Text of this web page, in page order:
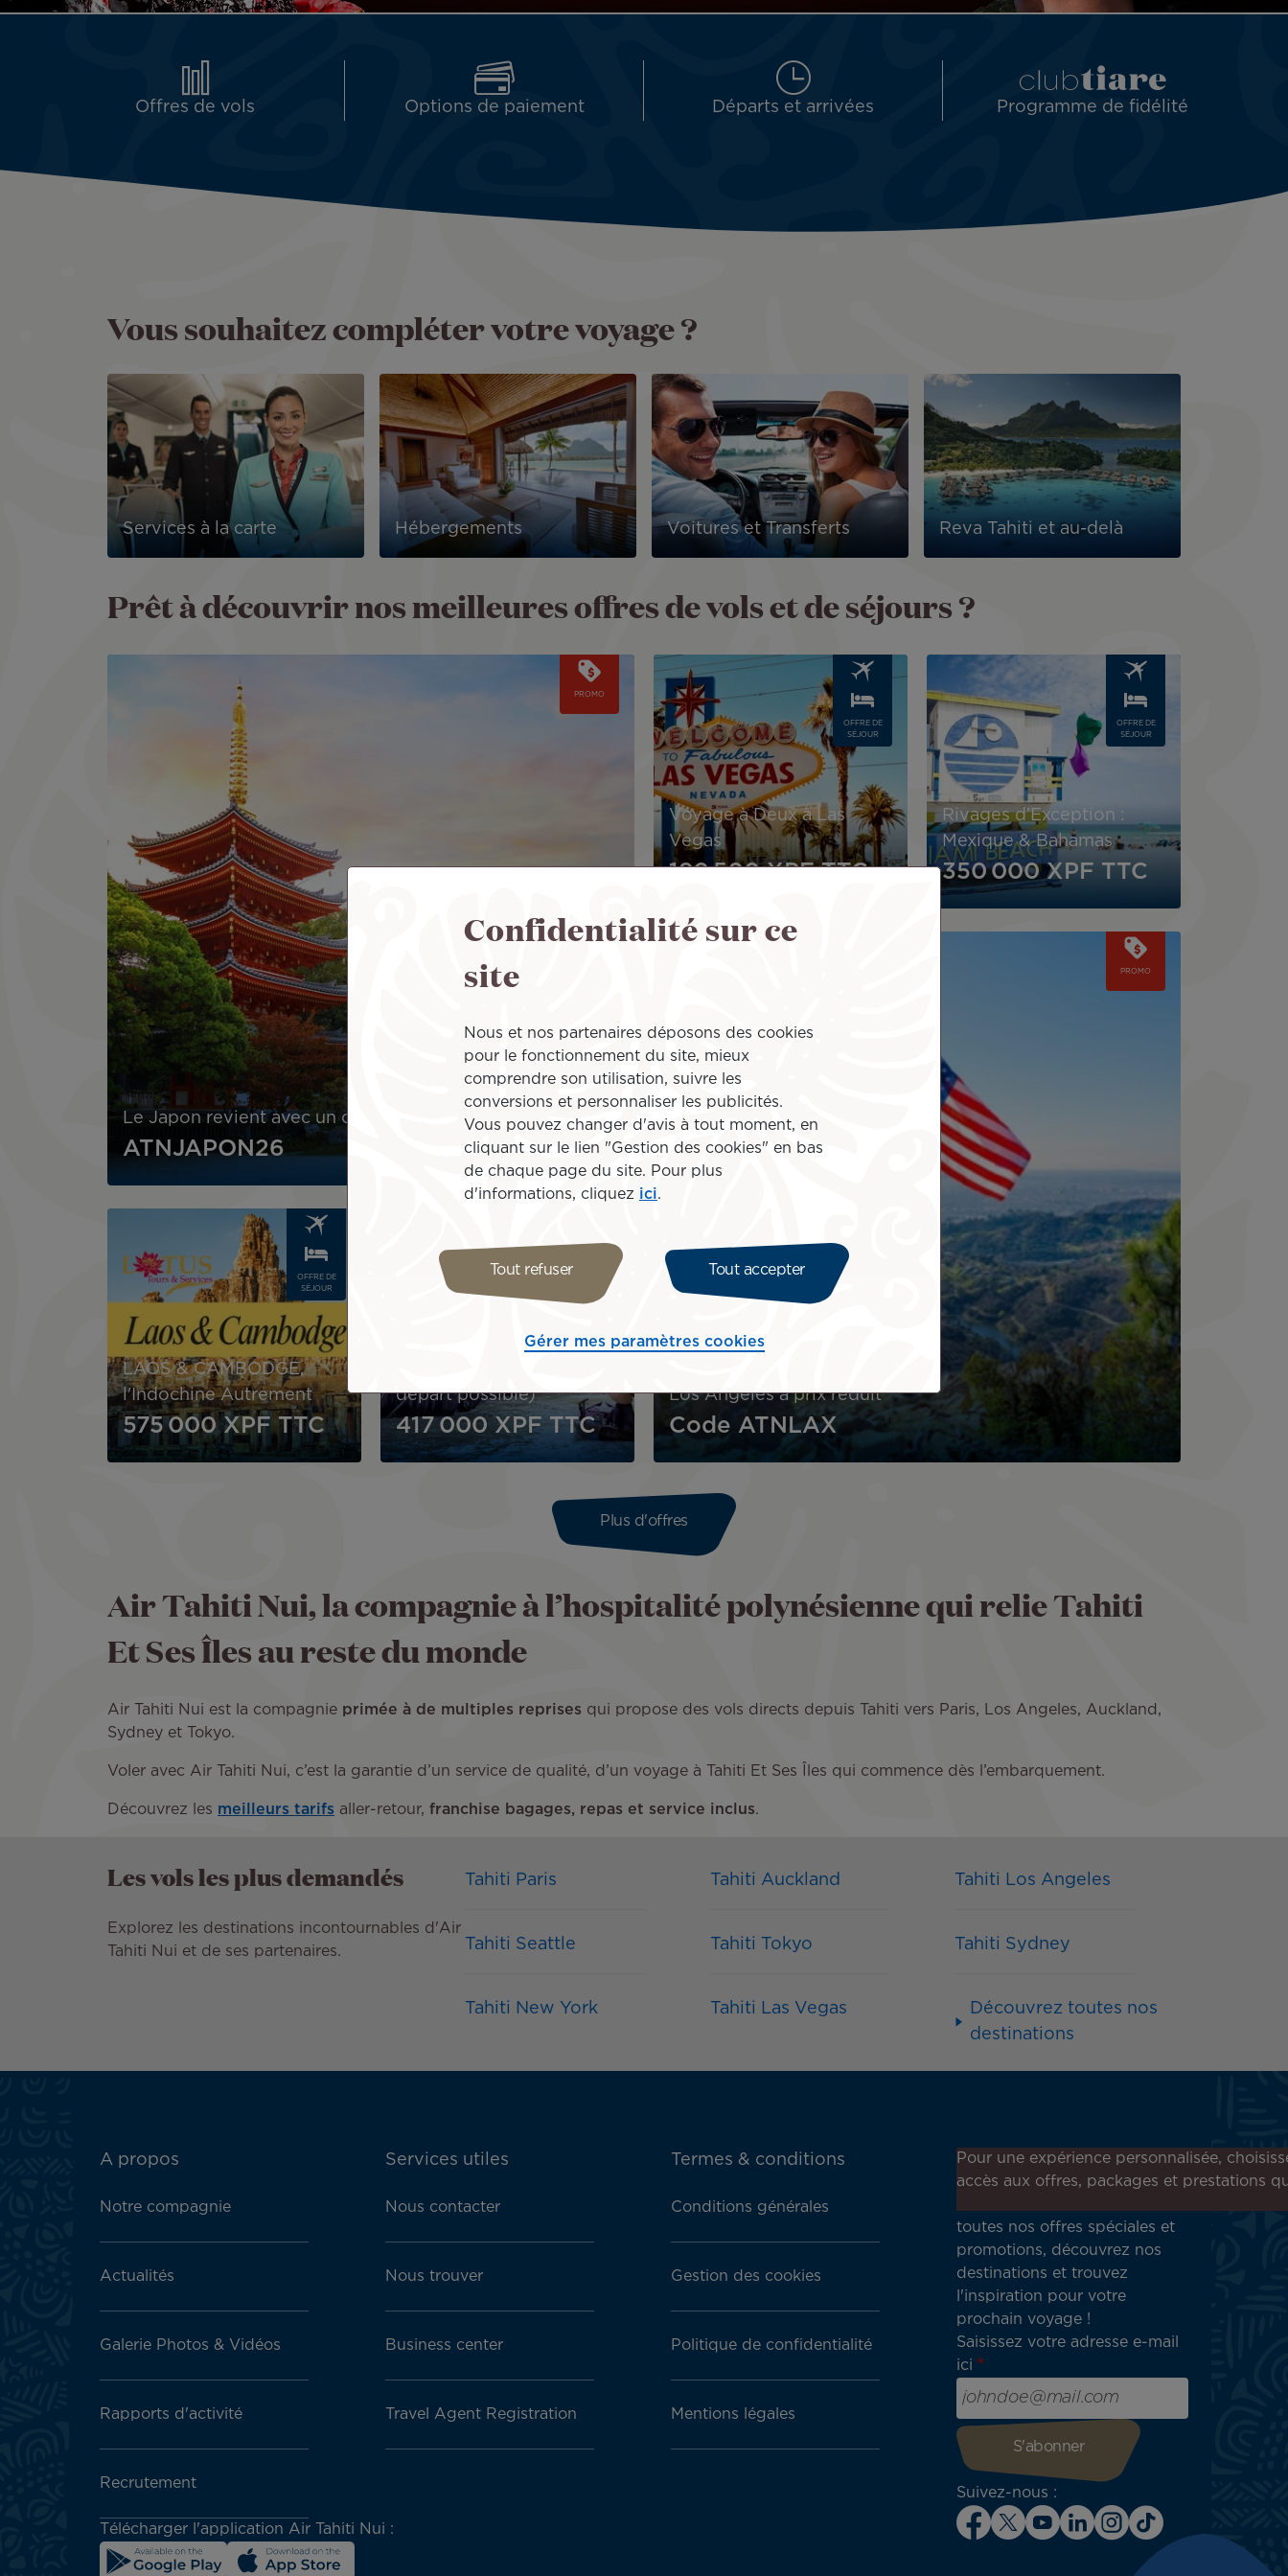
Offres de vols Options de paiement Départs et arrivées Programme de fidélité
Vous souhaitez compléter votre voyage ?
Services à la carte Hébergements Voitures et Transferts Reva Tahiti et au-delà
Prêt à découvrir nos meilleures offres de vols et de séjours ?
PROMO
Le Japon revient avec un code promo !
ATNJAPON26
OFFRE DE
SÉJOUR
Voyage à Deux à Las
Vegas
199 500 XPF TTC
Image
OFFRE DE
SÉJOUR
Rivages d’Exception :
Mexique & Bahamas
350 000 XPF TTC
Image
PROMO
Los Angeles à prix réduit
Code ATNLAX
OFFRE DE
SÉJOUR
LAOS & CAMBODGE,
l'Indochine Autrement
575 000 XPF TTC
OFFRE DE
INTENSÉMENT 2026
départ possible)
417 000 XPF TTC
Plus d'offres
Air Tahiti Nui, la compagnie à l’hospitalité polynésienne qui relie Tahiti
Et Ses Îles au reste du monde
Air Tahiti Nui est la compagnie primée à de multiples reprises qui propose des vols directs depuis Tahiti vers Paris, Los Angeles, Auckland,
Sydney et Tokyo.
Voler avec Air Tahiti Nui, c’est la garantie d’un service de qualité, d’un voyage à Tahiti Et Ses Îles qui commence dès l’embarquement.
Découvrez les meilleurs tarifs aller-retour, franchise bagages, repas et service inclus.
Les vols les plus demandés
Explorez les destinations incontournables d'Air
Tahiti Nui et de ses partenaires.
Tahiti Paris Tahiti Auckland Tahiti Los Angeles
Tahiti Seattle Tahiti Tokyo Tahiti Sydney
Tahiti New York Tahiti Las Vegas
Découvrez toutes nos
destinations
ATN:
menu
A propos
Notre compagnie
Actualités
Galerie Photos & Vidéos
Rapports d'activité
Recrutement
Services utiles
Nous contacter
Nous trouver
Business center
Travel Agent Registration
Termes & conditions
Conditions générales
Gestion des cookies
Politique de confidentialité
Mentions légales
Télécharger l'application Air Tahiti Nui :
Inscrivez-vous à notre
newsletter !
toutes nos offres spéciales et
promotions, découvrez nos
destinations et trouvez
l'inspiration pour votre
prochain voyage !
Saisissez votre adresse e-mail
ici
Suivez-nous :
Pour une expérience personnalisée,
accès aux offres, packages et prestations
Confidentialité sur ce
site
Nous et nos partenaires déposons des cookies
pour le fonctionnement du site, mieux
comprendre son utilisation, suivre les
conversions et personnaliser les publicités.
Vous pouvez changer d'avis à tout moment, en
cliquant sur le lien "Gestion des cookies" en bas
de chaque page du site. Pour plus
d'informations, cliquez ici.
Tout refuser Tout accepter
Gérer mes paramètres cookies